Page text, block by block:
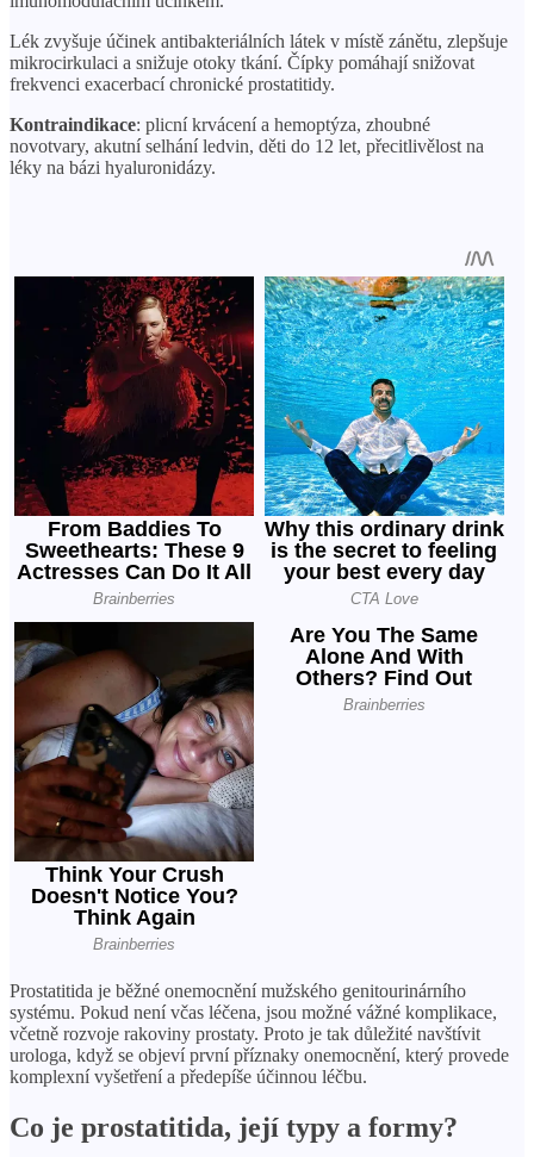
Lék zvyšuje účinek antibakteriálních látek v místě zánětu, zlepšuje
mikrocirkulaci a snižuje otoky tkání. Čípky pomáhají snižovat
frekvenci exacerbací chronické prostatitidy.
Kontraindikace: plicní krvácení a hemoptýza, zhoubné
novotvary, akutní selhání ledvin, děti do 12 let, přecitlivělost na
léky na bázi hyaluronidázy.
Prostatitida je běžné onemocnění mužského genitourinárního
systému. Pokud není včas léčena, jsou možné vážné komplikace,
včetně rozvoje rakoviny prostaty. Proto je tak důležité navštívit
urologa, když se objeví první příznaky onemocnění, který provede
komplexní vyšetření a předepíše účinnou léčbu.
Co je prostatitida, její typy a formy?